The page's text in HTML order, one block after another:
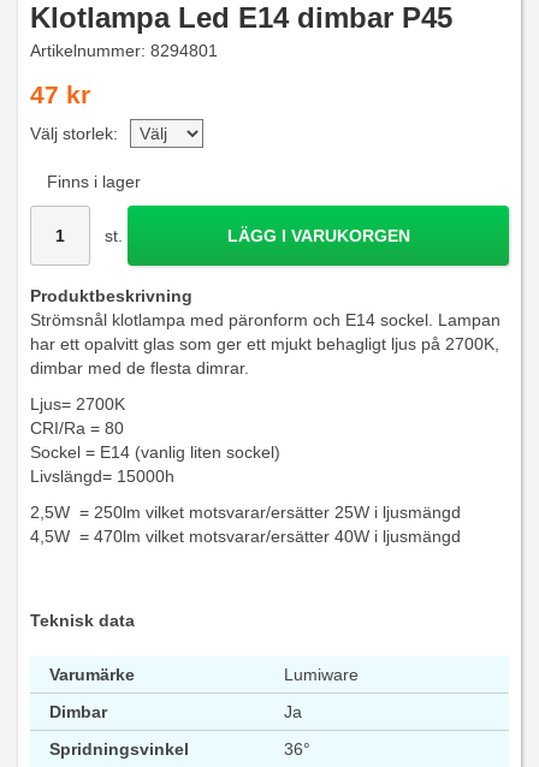
Klotlampa Led E14 dimbar P45
Artikelnummer: 8294801
47 kr
Välj storlek:
Finns i lager
st. LÄGG I VARUKORGEN
Produktbeskrivning
Strömsnål klotlampa med päronform och E14 sockel. Lampan
har ett opalvitt glas som ger ett mjukt behagligt ljus på 2700K,
dimbar med de flesta dimrar.
Ljus= 2700K
CRI/Ra = 80
Sockel = E14 (vanlig liten sockel)
Livslängd= 15000h
2,5W = 250lm vilket motsvarar/ersätter 25W i ljusmängd
4,5W = 470lm vilket motsvarar/ersätter 40W i ljusmängd
Teknisk data
Varumärke
Lumiware
Dimbar
Ja
Spridningsvinkel
36°